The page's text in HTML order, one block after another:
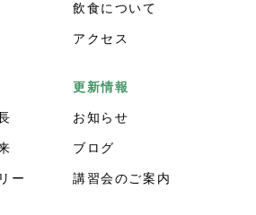
飲食について
アクセス
ー
更新情報
お知らせ
ブログ
講習会のご案内